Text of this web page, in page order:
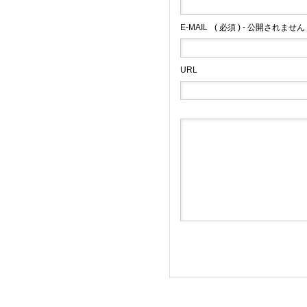
E-MAIL ( 必須 ) - 公開されません
URL